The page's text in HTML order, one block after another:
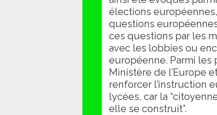
élections
questions
ces questions par les
avec les lobbies ou
européenne. Parmi
Ministère de l’Europe
renforcer l’instruction
lycées, car la
elle se construit”.